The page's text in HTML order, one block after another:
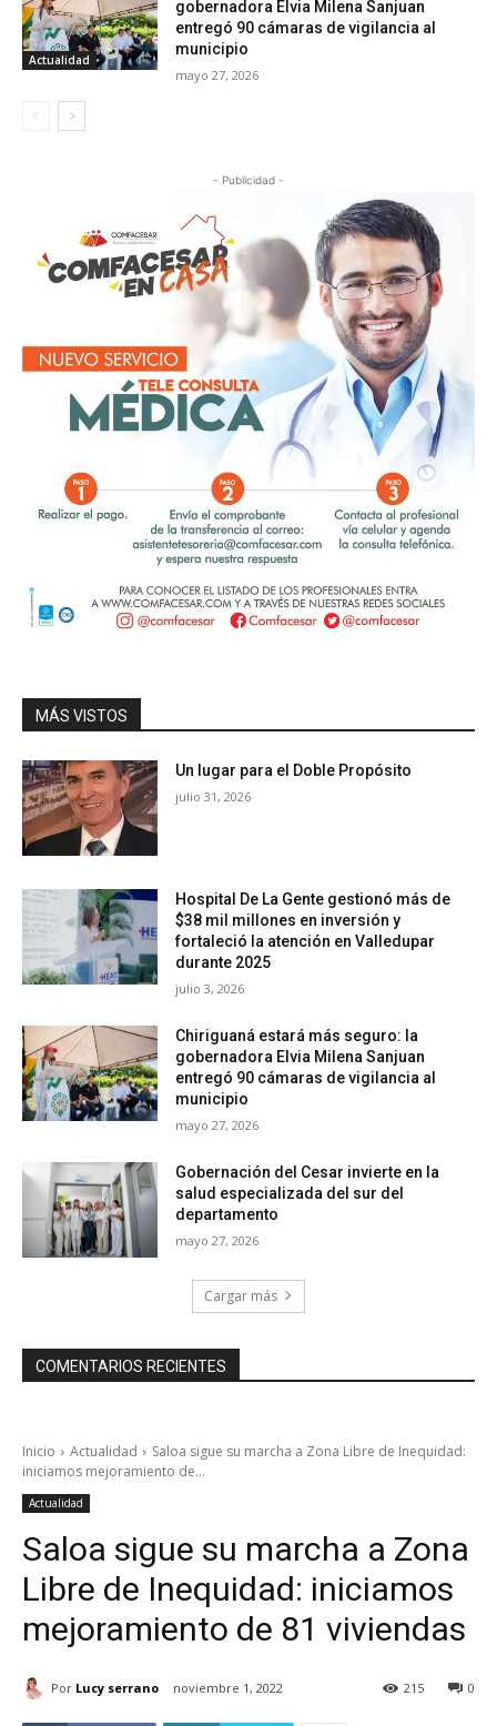
Actualidad
gobernadora Elvia Milena Sanjuan
entregó 90 cámaras de vigilancia al
municipio
mayo 27, 2026
- Publicidad -
MÁS VISTOS
Un lugar para el Doble Propósito
julio 31, 2026
Hospital De La Gente gestionó más de
$38 mil millones en inversión y
fortaleció la atención en Valledupar
durante 2025
julio 3, 2026
Chiriguaná estará más seguro: la
gobernadora Elvia Milena Sanjuan
entregó 90 cámaras de vigilancia al
municipio
mayo 27, 2026
Gobernación del Cesar invierte en la
salud especializada del sur del
departamento
mayo 27, 2026
Cargar más
COMENTARIOS RECIENTES